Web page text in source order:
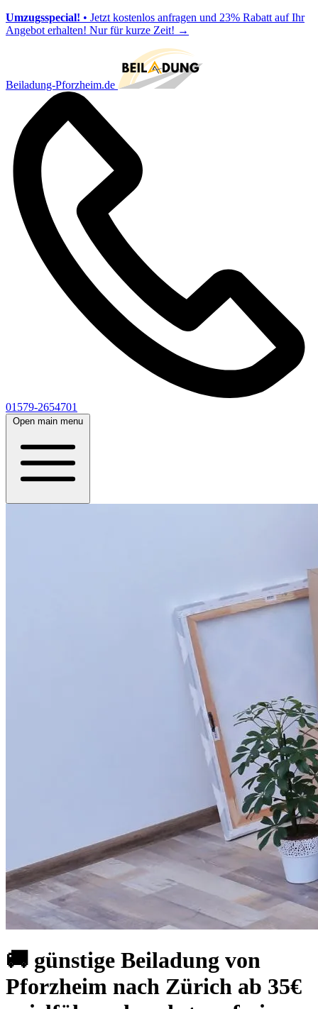
Umzugsspecial! • Jetzt kostenlos anfragen und 23% Rabatt auf Ihr
Angebot erhalten! Nur für kurze Zeit! →
Beiladung-Pforzheim.de
01579-2654701
Open main menu
🚚 günstige Beiladung von
Pforzheim nach Zürich ab 35€